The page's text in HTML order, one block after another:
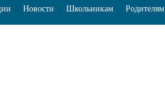
Новости Школьникам Родителям